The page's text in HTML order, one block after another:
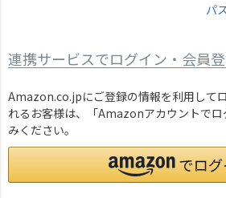
パ
連携サービスでログイン・会員
Amazon.co.jpにご登録の情報を利用して
れるお客様は、「Amazonアカウントで
みください。